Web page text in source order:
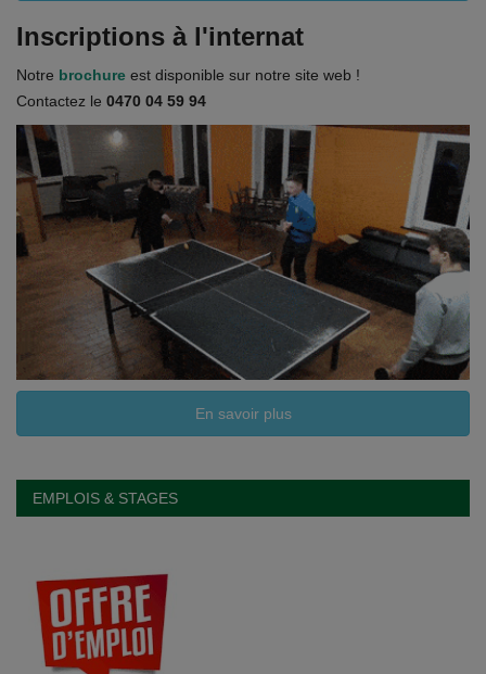
Inscriptions à l'internat
Notre brochure est disponible sur notre site web !
Contactez le 0470 04 59 94
En savoir plus
EMPLOIS & STAGES